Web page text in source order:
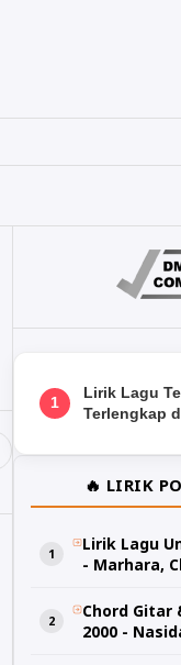
1
Lirik Lagu
Terlengkap
🔥 LIRIK
Lirik Lagu
- Marhara,
Chord Gitar
2000 -